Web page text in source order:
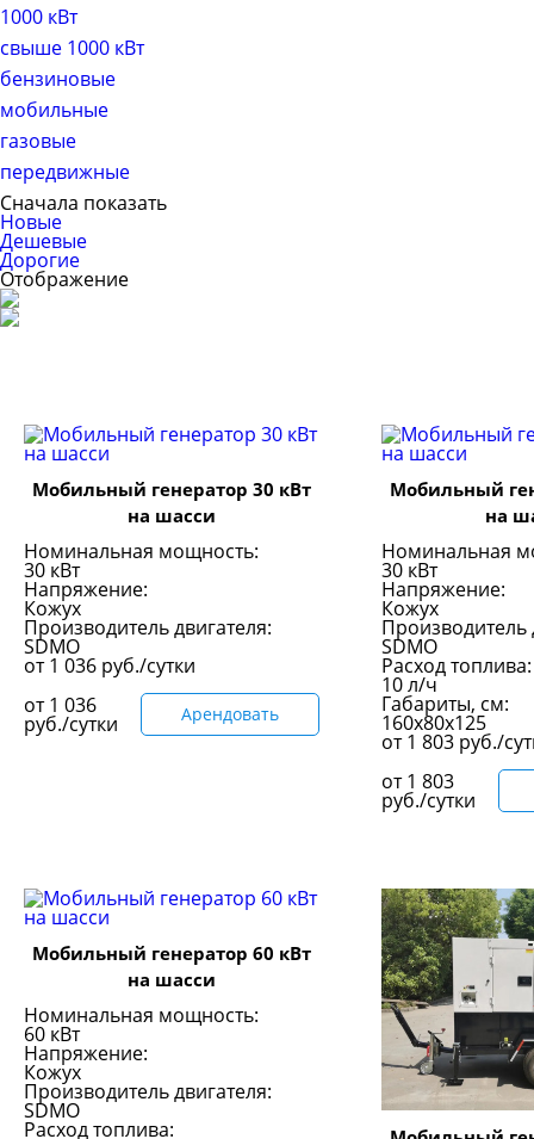
1000 кВт
свыше 1000 кВт
бензиновые
мобильные
газовые
передвижные
Сначала показать
Новые
Дешевые
Дорогие
Отображение
Мобильный генератор 30 кВт
на шасси
Номинальная мощность:
30 кВт
Напряжение:
Кожух
Производитель двигателя:
SDMO
от1 036 руб./сутки
от1 036
руб./сутки Арендовать
Мобильный
на
Номинальная
30 кВт
Напряжение:
Кожух
Производитель
SDMO
Расход топлива:
10 л/ч
Габариты, см:
160х80х125
от1 803 руб./
от1 803
руб./сутки
Мобильный генератор 60 кВт
на шасси
Номинальная мощность:
60 кВт
Напряжение:
Кожух
Производитель двигателя:
SDMO
Расход топлива: